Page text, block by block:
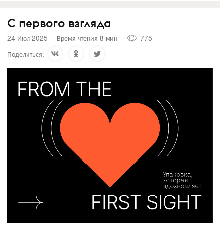
С первого взгляда
24 Июл 2025 Время чтения 8 мин
775
Поделиться: